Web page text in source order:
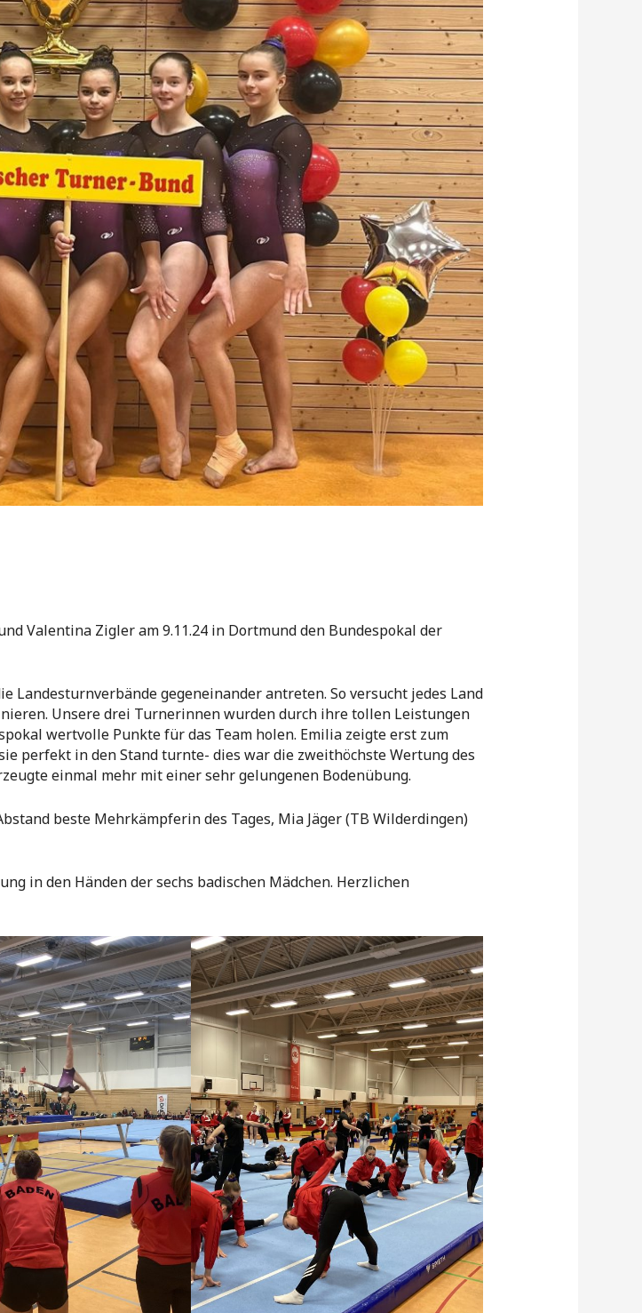
Valentina Zigler am 9.11.24 in Dortmund den Bundespokal der
Landesturnverbände gegeneinander antreten. So versucht jedes Land
Unsere drei Turnerinnen wurden durch ihre tollen Leistungen
wertvolle Punkte für das Team holen. Emilia zeigte erst zum
perfekt in den Stand turnte- dies war die zweithöchste Wertung des
einmal mehr mit einer sehr gelungenen Bodenübung.
beste Mehrkämpferin des Tages, Mia Jäger (TB Wilderdingen)
in den Händen der sechs badischen Mädchen. Herzlichen